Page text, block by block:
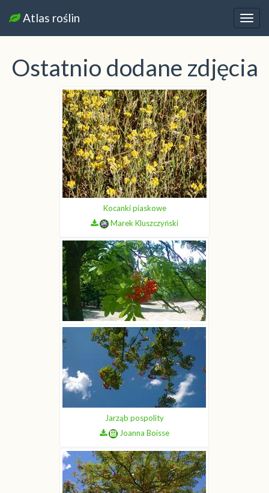
Atlas roślin
Ostatnio dodane zdjęcia
Kocanki piaskowe
Marek Kluszczyński
Jarząb pospolity
Joanna Boisse
Jarząb pospolity
Joanna Boisse